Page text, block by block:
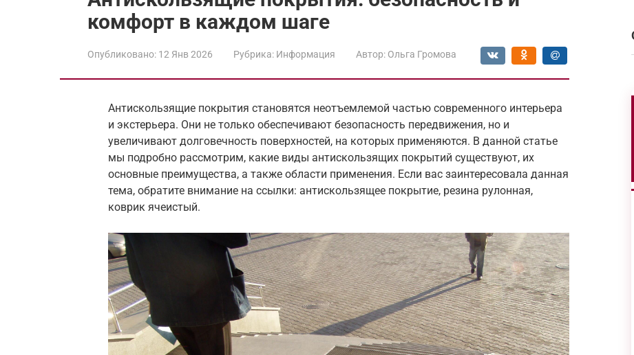
комфорт в каждом шаге
Опубликовано: 12 Янв 2026 Рубрика: Информация Автор: Ольга Громова
Антискользящие покрытия становятся неотъемлемой частью современного интерьера
и экстерьера. Они не только обеспечивают безопасность передвижения, но и
увеличивают долговечность поверхностей, на которых применяются. В данной статье
мы подробно рассмотрим, какие виды антискользящих покрытий существуют, их
основные преимущества, а также области применения. Если вас заинтересовала данная
тема, обратите внимание на ссылки: антискользящее покрытие, резина рулонная,
коврик ячеистый.